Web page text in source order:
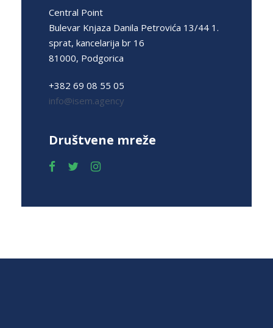
Central Point
Bulevar Knjaza Danila Petrovića 13/44 1.
sprat, kancelarija br 16
81000, Podgorica
+382 69 08 55 05
info@isem.agency
Društvene mreže